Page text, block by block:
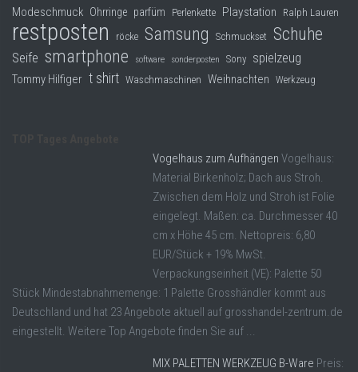
Modeschmuck Ohrringe parfüm Perlenkette Playstation Ralph Lauren
restposten röcke Samsung Schmuckset Schuhe
Seife smartphone software sonderposten Sony spielzeug
Tommy Hilfiger t shirt Waschmaschinen Weihnachten Werkzeug
Vogelhaus zum Aufhängen Vogelhaus:
Material Birkenholz; Dach aus Stroh.
Zwischen dem Holz und Stroh ist Folie
eingelegt. Maßen: ca. Durchmesser 40
cm x Höhe 45 cm. Nettopreis: 6,80
EUR/Stück + 19% MwSt.
Verpackungseinheit (VE): Palette 50
Stück Mindestabnahmemenge: 1 Palette Grosshändler kommt aus
Deutschland und hat 23 Angebote aktuell auf grosshandel-zentrum.de
eingestellt. Weitere Top Angebote finden Sie auf ...
MIX PALETTEN WERKZEUG B-Ware Preis: